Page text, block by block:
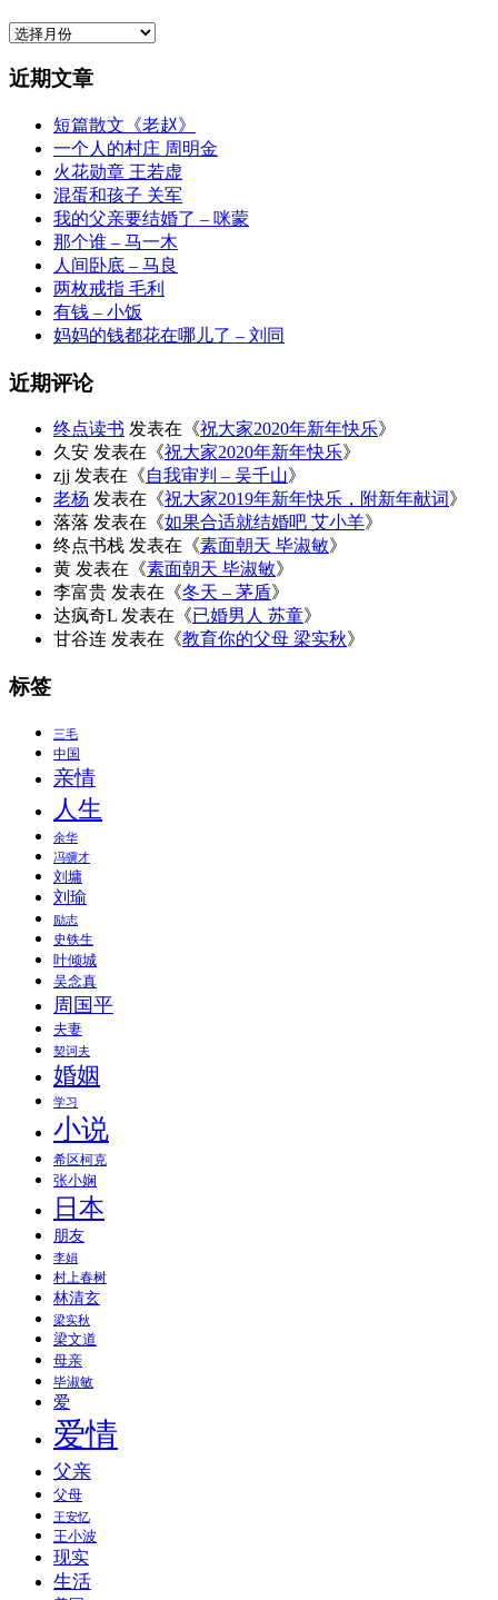
归
近期文章
短篇散文《老赵》
一个人的村庄 周明金
火花勋章 王若虚
混蛋和孩子 关军
我的父亲要结婚了 – 咪蒙
那个谁 – 马一木
人间卧底 – 马良
两枚戒指 毛利
有钱 – 小饭
妈妈的钱都花在哪儿了 – 刘同
近期评论
终点读书 发表在《祝大家2020年新年快乐》
久安 发表在《祝大家2020年新年快乐》
zjj 发表在《自我审判 – 吴千山》
老杨 发表在《祝大家2019年新年快乐，附新年献词》
落落 发表在《如果合适就结婚吧 艾小羊》
终点书栈 发表在《素面朝天 毕淑敏》
黄 发表在《素面朝天 毕淑敏》
李富贵 发表在《冬天 – 茅盾》
达疯奇L 发表在《已婚男人 苏童》
甘谷连 发表在《教育你的父母 梁实秋》
标签
三毛
中国
亲情
人生
余华
冯骥才
刘墉
刘瑜
励志
史铁生
叶倾城
吴念真
周国平
夫妻
契诃夫
婚姻
学习
小说
希区柯克
张小娴
日本
朋友
李娟
村上春树
林清玄
梁实秋
梁文道
母亲
毕淑敏
爱
爱情
父亲
父母
王安忆
王小波
现实
生活